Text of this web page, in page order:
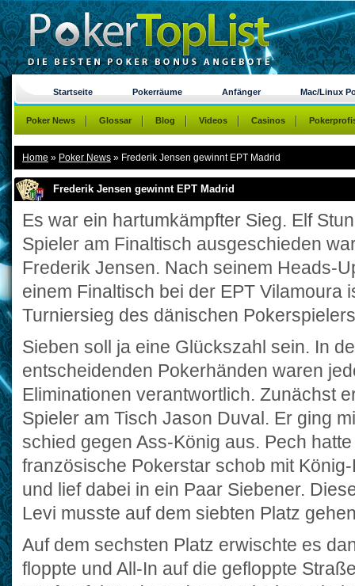
Home » Poker News » Frederik Jensen gewinnt EPT Madrid
Frederik Jensen gewinnt EPT Madrid
Es war ein hartumkämpfter Sieg. Elf
Spieler am Finaltisch ausgeschieden
Frederik Jensen. Nach seinem Heads-
einem Finaltisch bei der EPT Vilamoura
Turniersieg des dänischen
Sieben soll ja eine Glückszahl sein. In
entscheidenden Pokerhänden waren
Eliminationen verantwortlich. Zunächst
Spieler am Tisch Jason Duval. Er ging
schied gegen Ass-König aus. Pech
französische Pokerstar schob mit
und lief dabei in ein Paar Siebener.
Levi musste auf dem siebten Platz
Auf dem sechsten Platz erwischte es
floppte und All-In auf die gefloppte
Startseite Pokerräume Anfänger Mac/Linux
Poker News Glossar Blog Videos Casinos